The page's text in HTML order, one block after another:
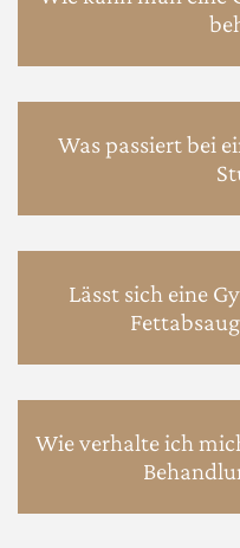
Was passiert bei
Lässt sich eine
Wie verhalte ich